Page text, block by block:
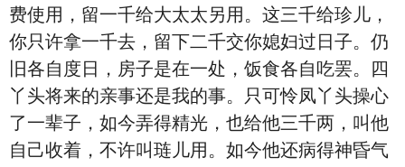
费使用，留一千给大太太另用。这三千给珍儿，
你只许拿一千去，留下二千交你媳妇过日子。仍
旧各自度日，房子是在一处，饭食各自吃罢。四
丫头将来的亲事还是我的事。只可怜凤丫头操心
了一辈子，如今弄得精光，也给他三千两，叫他
自己收着，不许叫琏儿用。如今他还病得神昏气